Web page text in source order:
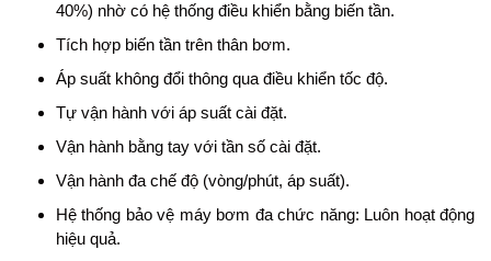
40%) nhờ có hệ thống điều khiển bằng biến tần.
Tích hợp biến tần trên thân bơm.
Áp suất không đổi thông qua điều khiển tốc độ.
Tự vận hành với áp suất cài đặt.
Vận hành bằng tay với tần số cài đặt.
Vận hành đa chế độ (vòng/phút, áp suất).
Hệ thống bảo vệ máy bơm đa chức năng: Luôn hoạt động
hiệu quả.